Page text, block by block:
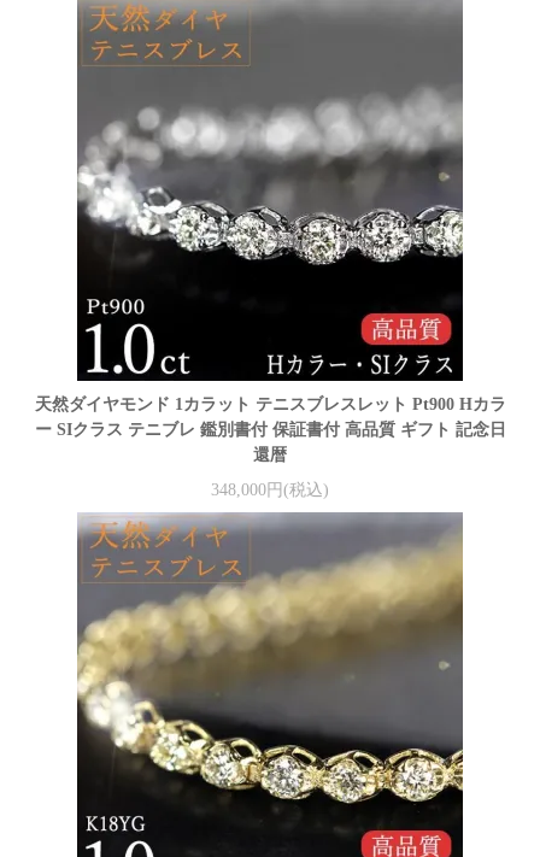
天然ダイヤモンド 1カラット テニスブレスレット Pt900 Hカラ
ー SIクラス テニブレ 鑑別書付 保証書付 高品質 ギフト 記念日
還暦
348,000円(税込)